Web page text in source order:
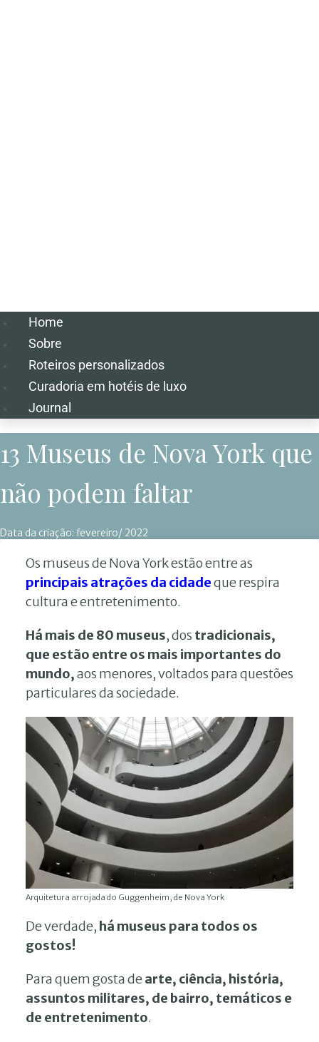
Home
Sobre
Roteiros personalizados
Curadoria em hotéis de luxo
Journal
13 Museus de Nova York que
não podem faltar
Data da criação: fevereiro/ 2022
Os museus de Nova York estão entre as
principais atrações da cidadeque respira
cultura e entretenimento.
Há mais de 80 museus, dos tradicionais,
que estão entre os mais importantes do
mundo,aos menores, voltados para questões
particulares da sociedade.
Arquitetura arrojada do Guggenheim, de Nova York
De verdade, há museus para todos os
gostos!
Para quem gosta dearte, ciência, história,
assuntos militares, de bairro, temáticos e
de entretenimento.